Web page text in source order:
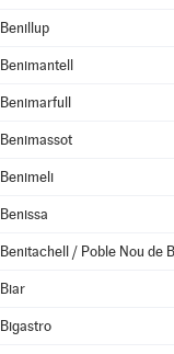
Benillup
Benimantell
Benimarfull
Benimassot
Benimeli
Benissa
Benitachell / Poble Nou de
Biar
Bigastro